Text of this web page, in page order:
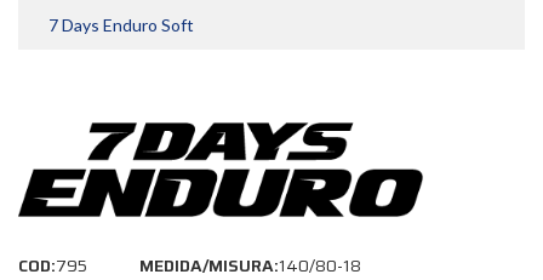
7 Days Enduro Soft
COD:795 MEDIDA/MISURA:140/80-18